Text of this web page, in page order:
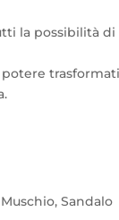
la possibilità
Sandalo